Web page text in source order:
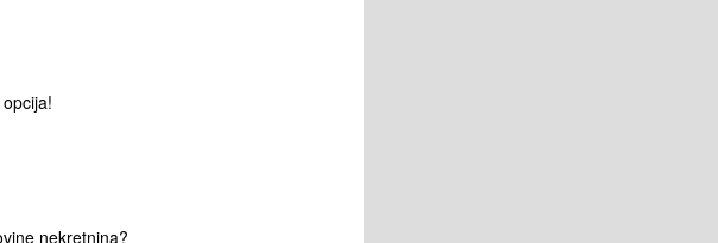
nekretnina?